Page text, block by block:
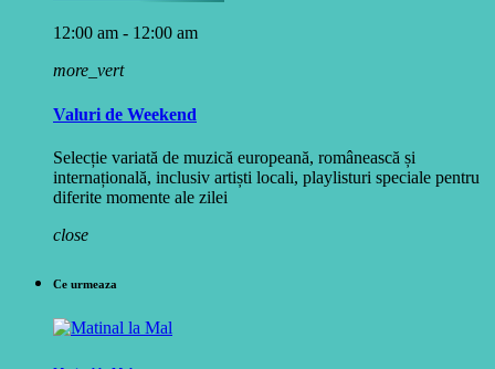
12:00 am - 12:00 am
more_vert
Valuri de Weekend
Selecție variată de muzică europeană, românească și
internațională, inclusiv artiști locali, playlisturi speciale pentru
diferite momente ale zilei
close
Ce urmeaza